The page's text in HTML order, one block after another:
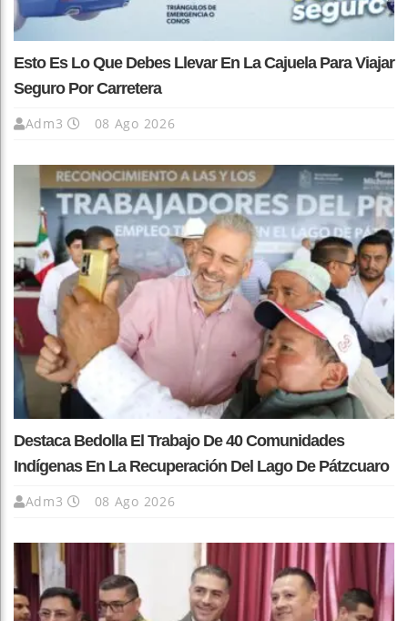
Esto Es Lo Que Debes Llevar En La Cajuela Para Viajar
Seguro Por Carretera
Adm3 08 Ago 2026
Destaca Bedolla El Trabajo De 40 Comunidades
Indígenas En La Recuperación Del Lago De Pátzcuaro
Adm3 08 Ago 2026